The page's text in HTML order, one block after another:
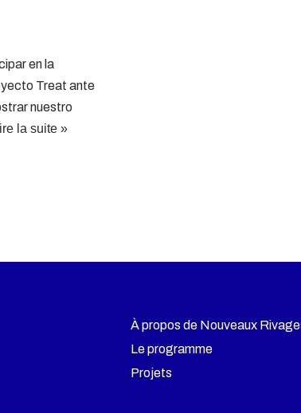
en la
Treat ante
nuestro
la suite »
À propos de Nouveaux
Le programme
Projets